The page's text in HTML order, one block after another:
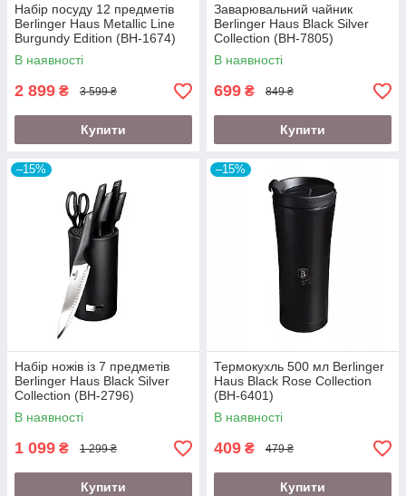
Набір посуду 12 предметів
Berlinger Haus Metallic Line
Burgundy Edition (BH-1674)
В наявності
2 899 ₴ 3 599 ₴
Купити
Заварювальний чайник
Berlinger Haus Black Silver
Collection (BH-7805)
В наявності
699 ₴ 849 ₴
Купити
–15%
Набір ножів із 7 предметів
Berlinger Haus Black Silver
Collection (BH-2796)
В наявності
1 099 ₴ 1 299 ₴
Купити
–15%
Термокухль 500 мл Berlinger
Haus Black Rose Collection
(BH-6401)
В наявності
409 ₴ 479 ₴
Купити